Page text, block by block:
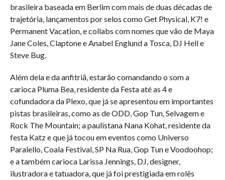
brasileira baseada em Berlim com mais de duas décadas de
trajetória, lançamentos por selos como Get Physical, K7! e
Permanent Vacation, e collabs com nomes que vão de Maya
Jane Coles, Claptone e Anabel Englund a Tosca, DJ Hell e
Steve Bug.
Além dela e da anfitriã, estarão comandando o som a
carioca Pluma Bea, residente da Festa até as 4 e
cofundadora da Plexo, que já se apresentou em importantes
pistas brasileiras, como as de ODD, Gop Tun, Selvagem e
Rock The Mountain; a paulistana Nana Kohat, residente da
festa Katz e que já tocou em eventos como Universo
Paralello, Coala Festival, SP Na Rua, Gop Tun e Voodoohop;
e a também carioca Larissa Jennings, DJ, designer,
ilustradora e tatuadora, que já foi prestigiada em rolês